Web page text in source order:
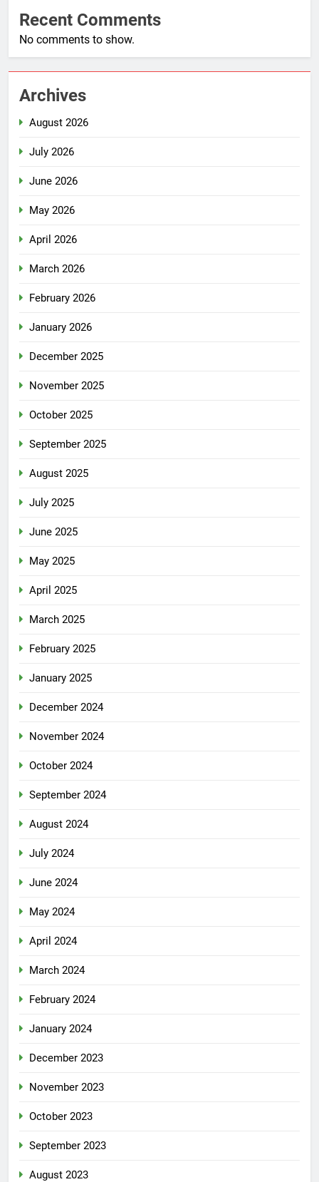
Recent Comments
No comments to show.
Archives
August 2026
July 2026
June 2026
May 2026
April 2026
March 2026
February 2026
January 2026
December 2025
November 2025
October 2025
September 2025
August 2025
July 2025
June 2025
May 2025
April 2025
March 2025
February 2025
January 2025
December 2024
November 2024
October 2024
September 2024
August 2024
July 2024
June 2024
May 2024
April 2024
March 2024
February 2024
January 2024
December 2023
November 2023
October 2023
September 2023
August 2023